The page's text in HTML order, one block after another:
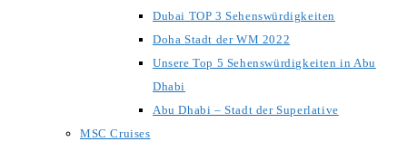
Dubai TOP 3 Sehenswürdigkeiten
Doha Stadt der WM 2022
Unsere Top 5 Sehenswürdigkeiten in Abu
Dhabi
Abu Dhabi – Stadt der Superlative
MSC Cruises